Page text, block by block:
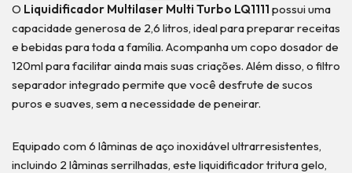
O Liquidificador Multilaser Multi Turbo LQ1111 possui uma
capacidade generosa de 2,6 litros, ideal para preparar receitas
e bebidas para toda a família. Acompanha um copo dosador de
120ml para facilitar ainda mais suas criações. Além disso, o filtro
separador integrado permite que você desfrute de sucos
puros e suaves, sem a necessidade de peneirar.
Equipado com 6 lâminas de aço inoxidável ultrarresistentes,
incluindo 2 lâminas serrilhadas, este liquidificador tritura gelo,